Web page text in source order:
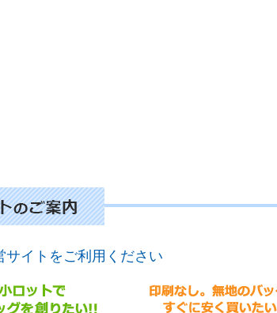
サイトをご利用ください